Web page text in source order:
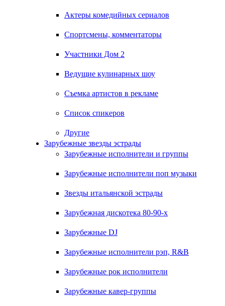
Актеры комедийных сериалов
Спортсмены, комментаторы
Участники Дом 2
Ведущие кулинарных шоу
Съемка артистов в рекламе
Список спикеров
Другие
Зарубежные звезды эстрады
Зарубежные исполнители и группы
Зарубежные исполнители поп музыки
Звезды итальянской эстрады
Зарубежная дискотека 80-90-х
Зарубежные DJ
Зарубежные исполнители рэп, R&B
Зарубежные рок исполнители
Зарубежные кавер-группы